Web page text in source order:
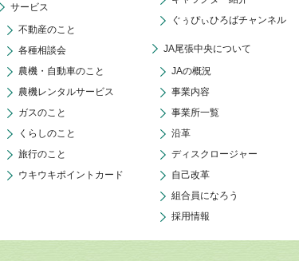
サービス
不動産のこと
各種相談会
農機・自動車のこと
農機レンタルサービス
ガスのこと
くらしのこと
旅行のこと
ウキウキポイントカード
ぐぅぴぃひろばチャンネル
JA尾張中央について
JAの概況
事業内容
事業所一覧
沿革
ディスクロージャー
自己改革
組合員になろう
採用情報